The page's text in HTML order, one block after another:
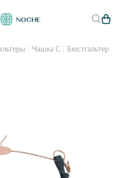
Чашка C Бюстгальтер